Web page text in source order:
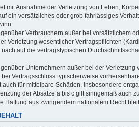
mit Ausnahme der Verletzung von Leben,
ein vorsätzliches oder grob fahrlässiges
Verbrauchern außer bei vorsätzlichem
Verletzung wesentlicher Vertragspflichten
auf die vertragstypischen
Unternehmern außer bei der
bei Vertragsschluss typischerweise
auch für mittelbare Schäden, insbesondere
der Absätze a bis c gilt sinngemäß auch
Haftung aus zwingendem nationalem Recht